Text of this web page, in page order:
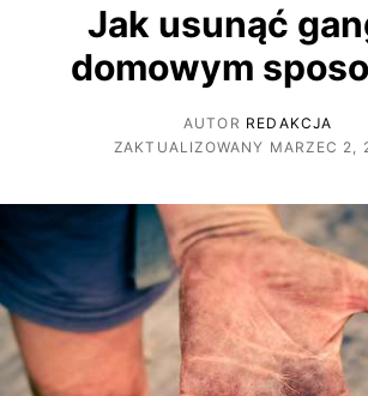
Jak usunąć
domowym
AUTOR REDAKCJA
ZAKTUALIZOWANY MARZEC 2,